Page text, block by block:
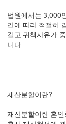
법원에서는 3,000
간에 따라 적절히
길고 귀책사유가
니다.
재산분할이란?
재산분할이란 혼